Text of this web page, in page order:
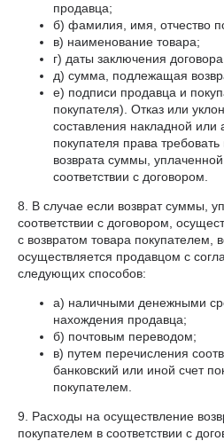
продавца;
б) фамилия, имя, отчество
в) наименование товара;
г) даты заключения
д) сумма, подлежащая
е) подписи продавца и
покупателя). Отказ или
составления накладной или
покупателя права
возврата суммы,
соответствии с договором.
8. В случае если возврат суммы,
соответствии с договором,
с возвратом товара покупателем,
осуществляется продавцом с
следующих способов:
а) наличными денежными
нахождения продавца;
б) почтовым переводом;
в) путем перечисления
банковский или иной счет
покупателем.
9. Расходы на осуществление
покупателем в соответствии с